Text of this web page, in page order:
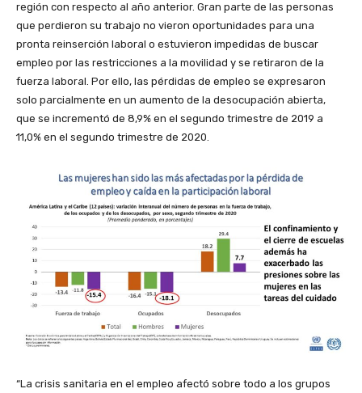
región con respecto al año anterior. Gran parte de las personas
que perdieron su trabajo no vieron oportunidades para una
pronta reinserción laboral o estuvieron impedidas de buscar
empleo por las restricciones a la movilidad y se retiraron de la
fuerza laboral. Por ello, las pérdidas de empleo se expresaron
solo parcialmente en un aumento de la desocupación abierta,
que se incrementó de 8,9% en el segundo trimestre de 2019 a
11,0% en el segundo trimestre de 2020.
“La crisis sanitaria en el empleo afectó sobre todo a los grupos